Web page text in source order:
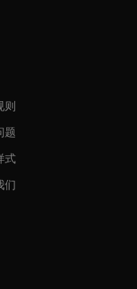
则
题
式
们